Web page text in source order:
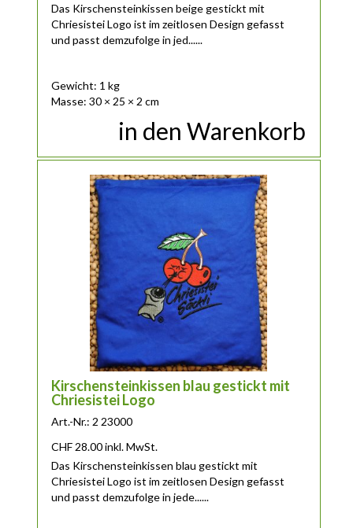
Das Kirschensteinkissen beige gestickt mit
Chriesistei Logo ist im zeitlosen Design gefasst
und passt demzufolge in jed......
Gewicht: 1 kg
Masse: 30 × 25 × 2 cm
in den Warenkorb
Kirschensteinkissen blau gestickt mit
Chriesistei Logo
Art.-Nr.: 2 23000
CHF 28.00 inkl. MwSt.
Das Kirschensteinkissen blau gestickt mit
Chriesistei Logo ist im zeitlosen Design gefasst
und passt demzufolge in jede......